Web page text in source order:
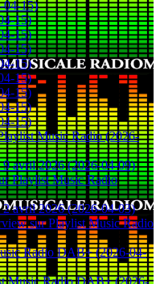
04-15)
15)
15)
15)
15)
15)
15)
15)
15)
Music Radio (2026-
avril 2026 (2026-04-09)
Playlist Music Radio
avril 2026 (2026-04-03)
sur Playlist Music Radio
Radio DAB+ (2026-04-
Music Radio DAB+ (2026-